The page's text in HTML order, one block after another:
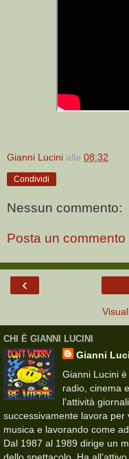
Gianni Lucini alle 08:32
Condividi
Nessun commento:
Posta un commento
‹
CHI È GIANNI LUCINI
Gianni
Gianni Lucini
radio, cinema
l'attività
successivamente lavora
musica e lavorando come
Dal 1987 al 1989 dirige un
dello spettacolo. Ha